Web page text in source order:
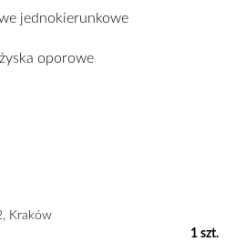
jednokierunkowe
oporowe
Kraków
1 szt.